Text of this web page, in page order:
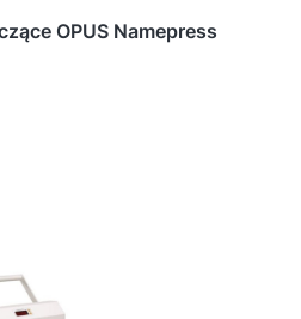
OPUS Namepress